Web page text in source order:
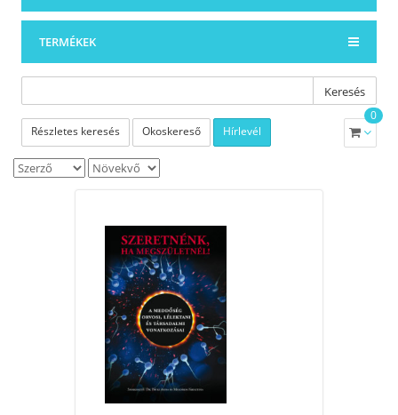
TERMÉKEK
Keresés
Részletes keresés Okoskereső Hírlevél
0